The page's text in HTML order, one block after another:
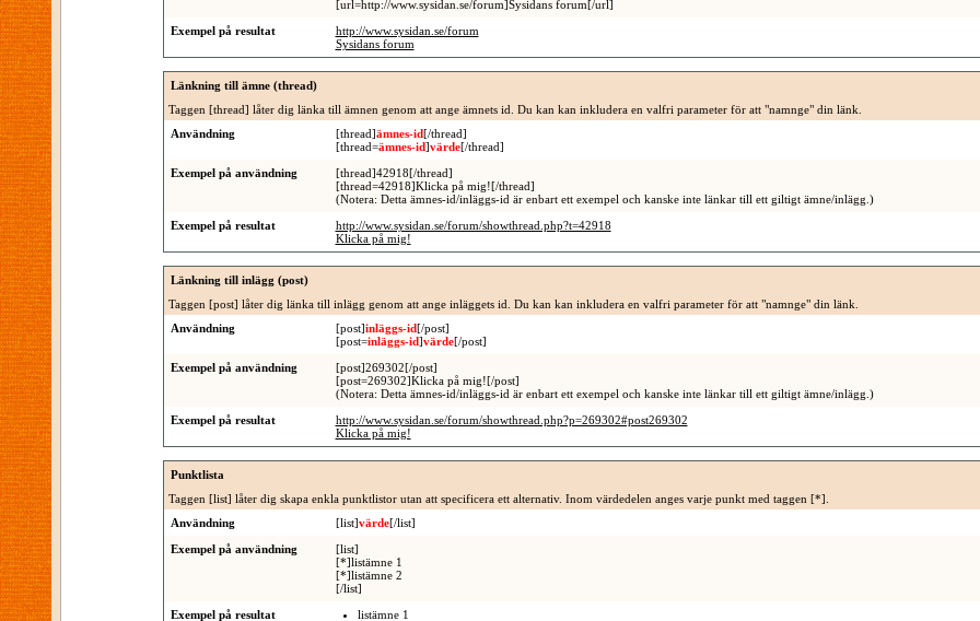
[url=http://www.sysidan.se/forum]Sysidans forum[/url]
Exempel på resultat
http://www.sysidan.se/forum
Sysidans forum
Länkning till ämne (thread)
Taggen [thread] låter dig länka till ämnen genom att ange ämnets id. Du kan kan inkludera en valfri parameter för att "namnge" din länk.
Användning
[thread]ämnes-id[/thread]
[thread=ämnes-id]värde[/thread]
Exempel på användning
[thread]42918[/thread]
[thread=42918]Klicka på mig![/thread]
(Notera: Detta ämnes-id/inläggs-id är enbart ett exempel och kanske inte länkar till ett giltigt ämne/inlägg.)
Exempel på resultat
http://www.sysidan.se/forum/showthread.php?t=42918
Klicka på mig!
Länkning till inlägg (post)
Taggen [post] låter dig länka till inlägg genom att ange inläggets id. Du kan kan inkludera en valfri parameter för att "namnge" din länk.
Användning
[post]inläggs-id[/post]
[post=inläggs-id]värde[/post]
Exempel på användning
[post]269302[/post]
[post=269302]Klicka på mig![/post]
(Notera: Detta ämnes-id/inläggs-id är enbart ett exempel och kanske inte länkar till ett giltigt ämne/inlägg.)
Exempel på resultat
http://www.sysidan.se/forum/showthread.php?p=269302#post269302
Klicka på mig!
Punktlista
Taggen [list] låter dig skapa enkla punktlistor utan att specificera ett alternativ. Inom värdedelen anges varje punkt med taggen [*].
Användning
[list]värde[/list]
Exempel på användning
[list]
[*]listämne 1
[*]listämne 2
[/list]
Exempel på resultat
listämne 1